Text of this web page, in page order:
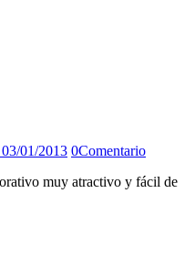
03/01/2013 0Comentario